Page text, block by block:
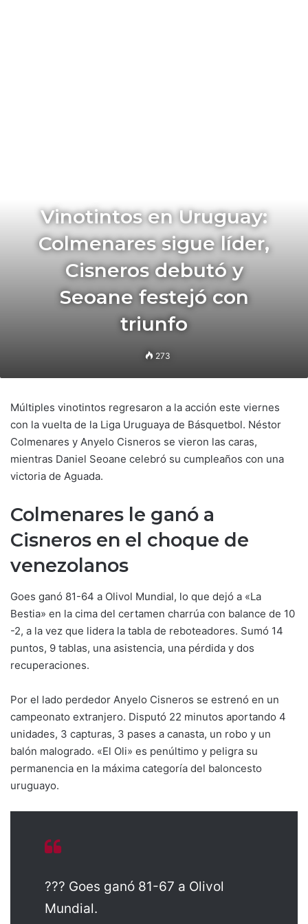
Vinotintos en Uruguay:
Colmenares sigue líder,
Cisneros debutó y
Seoane festejó con
triunfo
273
Múltiples vinotintos regresaron a la acción este viernes
con la vuelta de la Liga Uruguaya de Básquetbol. Néstor
Colmenares y Anyelo Cisneros se vieron las caras,
mientras Daniel Seoane celebró su cumpleaños con una
victoria de Aguada.
Colmenares le ganó a
Cisneros en el choque de
venezolanos
Goes ganó 81-64 a Olivol Mundial, lo que dejó a «La
Bestia» en la cima del certamen charrúa con balance de 10
-2, a la vez que lidera la tabla de reboteadores. Sumó 14
puntos, 9 tablas, una asistencia, una pérdida y dos
recuperaciones.
Por el lado perdedor Anyelo Cisneros se estrenó en un
campeonato extranjero. Disputó 22 minutos aportando 4
unidades, 3 capturas, 3 pases a canasta, un robo y un
balón malogrado. «El Oli» es penúltimo y peligra su
permanencia en la máxima categoría del baloncesto
uruguayo.
??? Goes ganó 81-67 a Olivol
Mundial.